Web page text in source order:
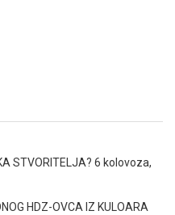
STVORITELJA? 6 kolovoza,
HDZ-OVCA IZ KULOARA